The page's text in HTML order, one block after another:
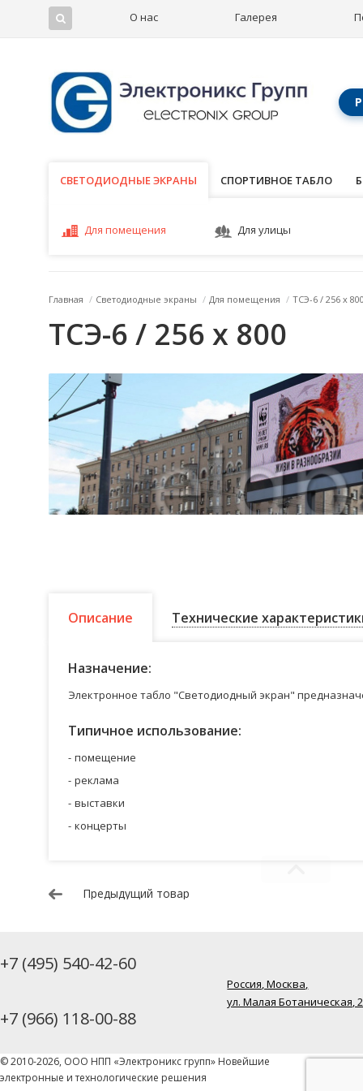
О нас Галерея
СВЕТОДИОДНЫЕ ЭКРАНЫ
СВЕТОДИОДНЫЕ ЭКРАНЫ СПОРТИВНОЕ ТАБЛО
Для помещения Для улицы
Главная / Светодиодные экраны / Для помещения / ТСЭ-6 / 256 x
ТСЭ-6 / 256 x 800
Описание Технические
Назначение:
Электронное табло "Светодиодный экран"
Типичное использование:
помещение
реклама
выставки
концерты
Предыдущий товар
+7 (495) 540-42-60
+7 (966) 118-00-88
Россия, Москва,
ул. Малая Ботаническая,
© 2010-2026, ООО НПП «Электроникс групп» Новейшие
электронные и технологические решения